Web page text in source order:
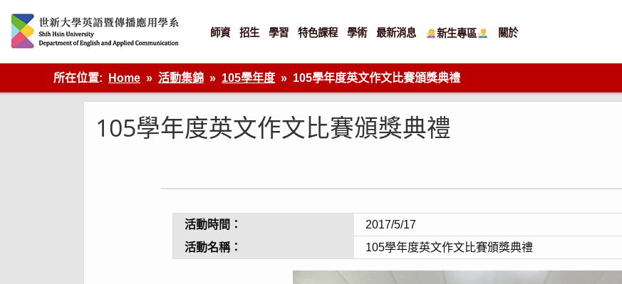
content
英語傳播
師資 招生 學習 特色課程 學術 最新消息 新生專區 關於
所在位置: Home 活動集錦 105學年度 105學年度英文作文比賽頒獎典禮
105學年度英文作文比賽頒獎典禮
活動時間：
2017/5/17
活動名稱：
105學年度英文作文比賽頒獎典禮